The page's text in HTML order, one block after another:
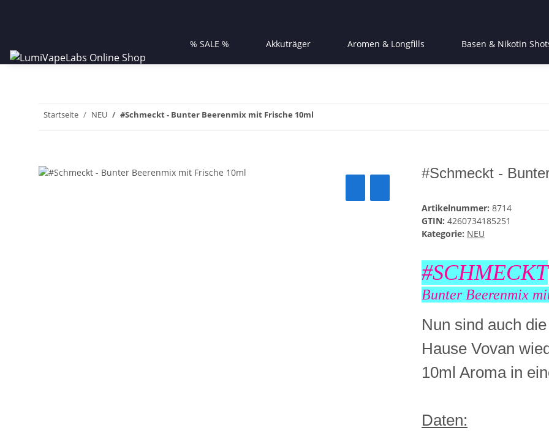
% SALE % Akkuträger Aromen & Longfills Basen & Nikotin
Startseite NEU #Schmeckt - Bunter Beerenmix mit Frische 10ml
#Schmeckt -
Artikelnummer: 8714
GTIN: 4260734185251
Kategorie: NEU
#SCHMECKT
Bunter Beerenmix
Nun sind auch
Hause Vovan
10ml Aroma in
Daten: